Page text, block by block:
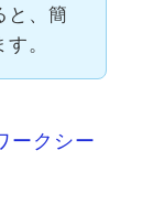
と、簡
。
ークシー